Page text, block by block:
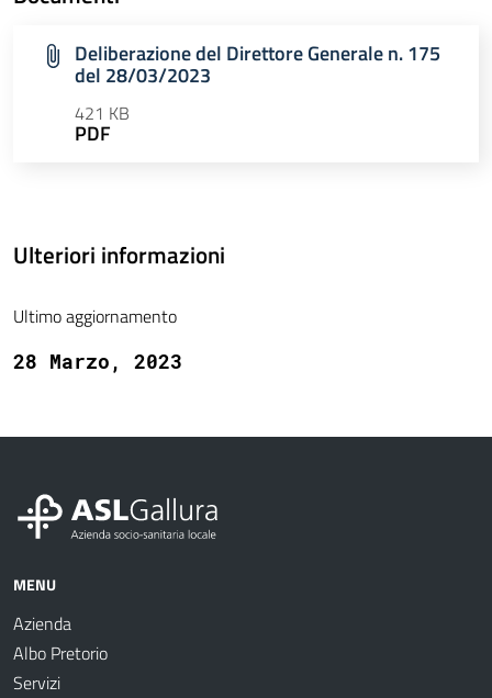
Deliberazione del Direttore Generale n. 175
del 28/03/2023
421 KB
PDF
Ulteriori informazioni
Ultimo aggiornamento
28 Marzo, 2023
MENU
Azienda
Albo Pretorio
Servizi